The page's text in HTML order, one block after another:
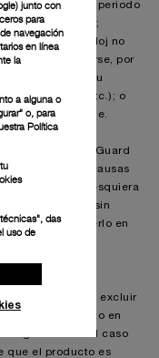
fuera del periodo
años de Panerai;
y su reloj no
por tratarse, por
para su
prototipo, etc.); o
de fraude.
programa Pam.Guard
las mismas causas
que por cualesquiera
momento y sin
puede hacerlo en
la inclusión o de excluir
del producto en
la garantía en el caso
que el producto es
) junto con
para
navegación
en línea
la
a alguna o
o, para
Política
das
uso de